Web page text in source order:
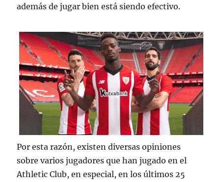
además de jugar bien está siendo efectivo.
Por esta razón, existen diversas opiniones
sobre varios jugadores que han jugado en el
Athletic Club, en especial, en los últimos 25